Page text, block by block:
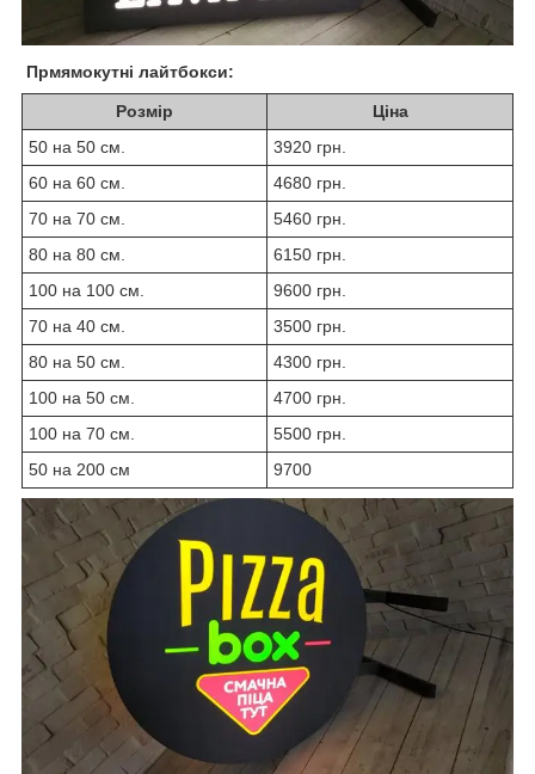
Прмямокутні лайтбокси:
Розмір
Ціна
50 на 50 см.
3920 грн.
60 на 60 см.
4680 грн.
70 на 70 см.
5460 грн.
80 на 80 см.
6150 грн.
100 на 100 см.
9600 грн.
70 на 40 см.
3500 грн.
80 на 50 см.
4300 грн.
100 на 50 см.
4700 грн.
100 на 70 см.
5500 грн.
50 на 200 см
9700